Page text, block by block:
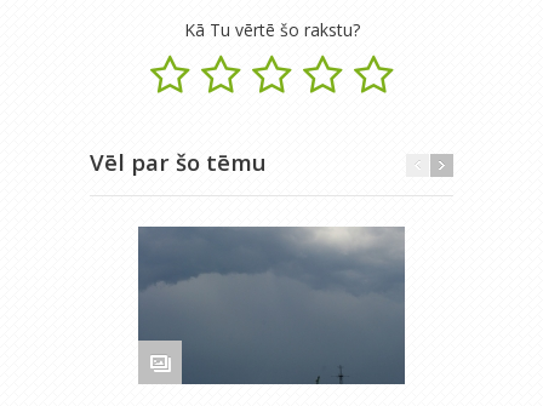
Kā Tu vērtē šo rakstu?
Vēl par šo tēmu